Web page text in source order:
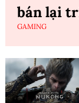
bán lại
GAMING